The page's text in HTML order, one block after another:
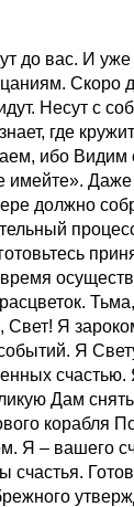
до вас. И уже
Скоро
Несут с
где
ибо Видим
имейте». Даже
должно
Свет! Я
Я
Дам
корабля
Я – вашего
счастья.